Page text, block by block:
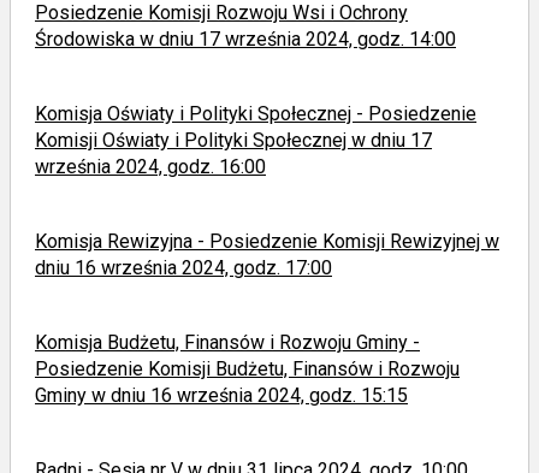
Posiedzenie Komisji Rozwoju Wsi i Ochrony
Środowiska w dniu 17 września 2024, godz. 14:00
Komisja Oświaty i Polityki Społecznej - Posiedzenie
Komisji Oświaty i Polityki Społecznej w dniu 17
września 2024, godz. 16:00
Komisja Rewizyjna - Posiedzenie Komisji Rewizyjnej w
dniu 16 września 2024, godz. 17:00
Komisja Budżetu, Finansów i Rozwoju Gminy -
Posiedzenie Komisji Budżetu, Finansów i Rozwoju
Gminy w dniu 16 września 2024, godz. 15:15